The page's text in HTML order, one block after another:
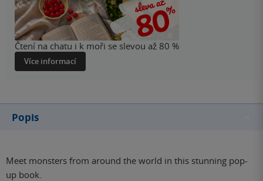
Čtení na chatu i k moři se slevou až 80 %
Více informací
Popis
Meet monsters from around the world in this stunning pop-
up book.